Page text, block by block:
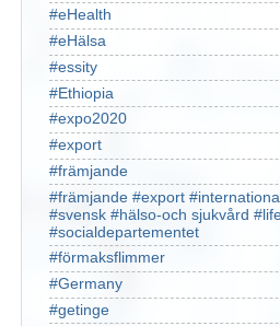
#eHealth
#eHälsa
#essity
#Ethiopia
#expo2020
#export
#främjande
#främjande #export
#svensk #hälso-och sjukvård
#socialdepartementet
#förmaksflimmer
#Germany
#getinge